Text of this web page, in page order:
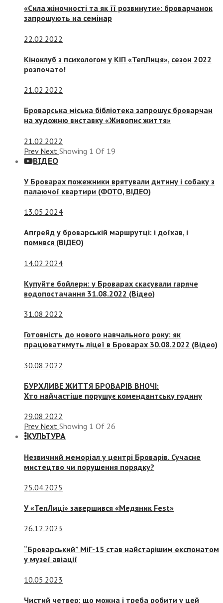
«Сила жіночності та як її розвинути»: броварчанок
запрошують на семінар
22.02.2022
Кіноклуб з психологом у КІП «ТепЛиця», сезон 2022
розпочато!
21.02.2022
Броварська міська бібліотека запрошує броварчан
на художню виставку «Живопис життя»
21.02.2022
Prev Next Showing 1 Of 19
ВІДЕО
У Броварах пожежники врятували дитину і собаку з
палаючої квартири (ФОТО, ВІДЕО)
13.05.2024
Апгрейд у броварській маршрутці: і доїхав, і
помився (ВІДЕО)
14.02.2024
Купуйте бойлери: у Броварах скасували гаряче
водопостачання 31.08.2022 (Відео)
31.08.2022
Готовність до нового навчального року: як
працюватимуть ліцеї в Броварах 30.08.2022 (Відео)
30.08.2022
БУРХЛИВЕ ЖИТТЯ БРОВАРІВ ВНОЧІ:
Хто найчастіше порушує комендантську годину
29.08.2022
Prev Next Showing 1 Of 26
КУЛЬТУРА
Незвичний меморіал у центрі Броварів. Сучасне
мистецтво чи порушення порядку?
25.04.2025
У «ТепЛиці» завершився «Медяник Fest»
26.12.2023
“Броварський” МіГ-15 став найстарішим експонатом
у музеї авіації
10.05.2023
Чистий четвер: що можна і треба робити у цей